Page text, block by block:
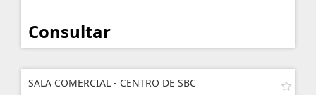
Consultar
SALA COMERCIAL - CENTRO DE SBC